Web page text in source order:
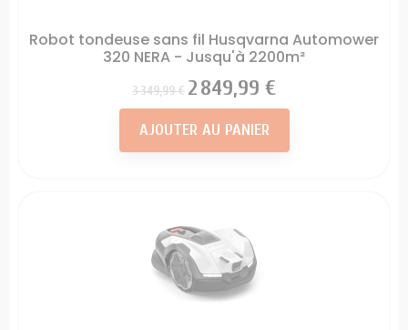
Robot tondeuse sans fil Husqvarna Automower
320 NERA - Jusqu'à 2200m²
Prix
3 349,99 € Prix
2 849,99 €
AJOUTER AU PANIER